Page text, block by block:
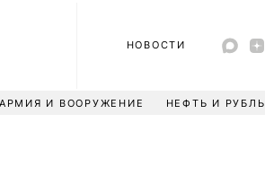
НОВОСТИ
АРМИЯ И ВООРУЖЕНИЕ НЕФТЬ И РУБЛЬ